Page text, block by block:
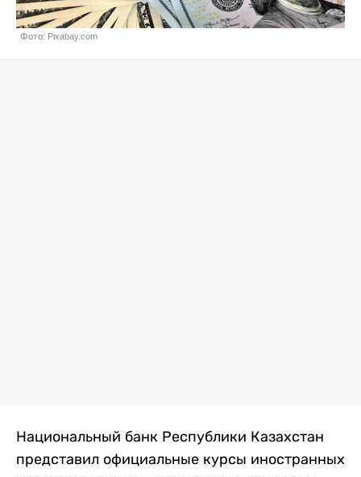
Фото: Pixabay.com
Национальный банк Республики Казахстан
представил официальные курсы иностранных